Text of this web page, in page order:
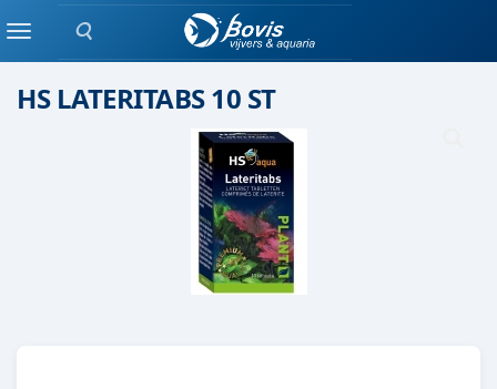
Zoeken
MenuPlant bemesting
HS LATERITABS 10 ST